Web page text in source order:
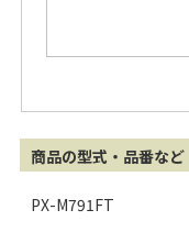
商品の型式・品番など
PX-M791FT